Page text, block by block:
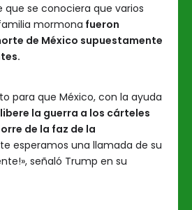
que se conociera que varios
mormona fueron
de México supuestamente
para que México, con la ayuda
libere la guerra a los cárteles
de la faz de la
esperamos una llamada de su
señaló Trump en su